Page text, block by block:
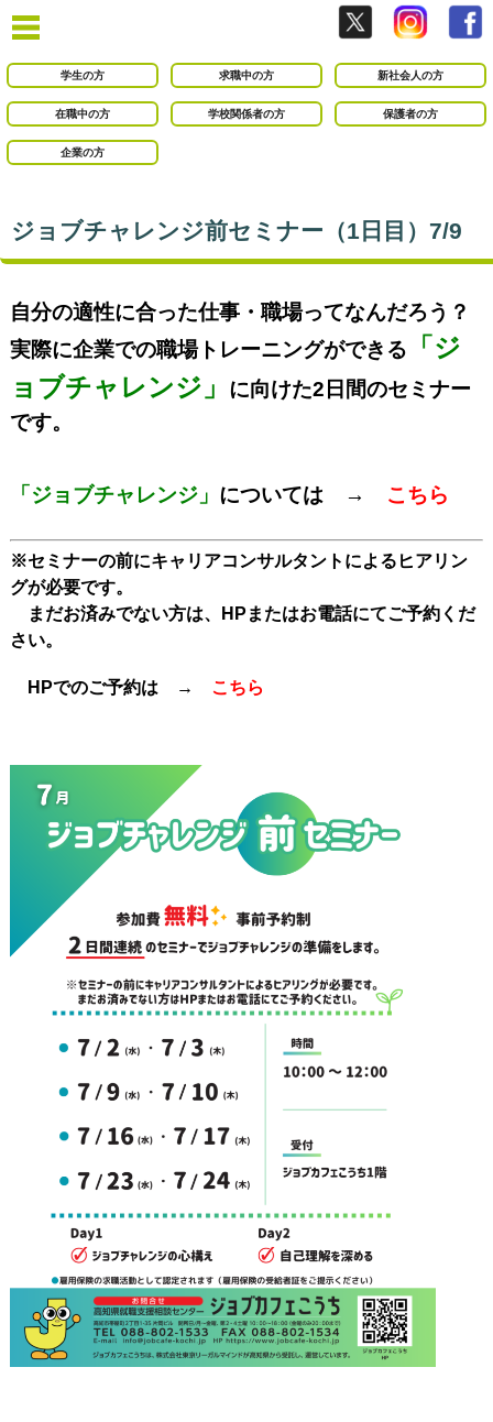
学生の方 求職中の方 新社会人の方
在職中の方 学校関係者の方 保護者の方
企業の方
ジョブチャレンジ前セミナー（1日目）7/9
自分の適性に合った仕事・職場ってなんだろう？
実際に企業での職場トレーニングができる
「ジ
ョブチャレンジ」
に向けた2 日間のセミナー
です。
「ジョブチャレンジ」 については → こちら
※セミナーの前にキャリアコンサルタントによるヒアリン
グが必要です。
まだお済みでない方は、HPまたはお電話にてご予約くだ
さい。
HPでのご予約は → こちら